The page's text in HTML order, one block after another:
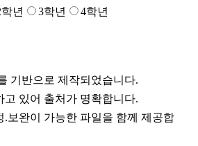
학년 3학년 4학년
기반으로 제작되었습니다.
고 있어 출처가 명확합니다.
.보완이 가능한 파일을 함께 제공합